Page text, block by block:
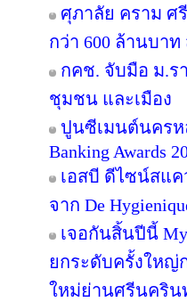
ศุภาลัย คราม ศ
กว่า 600 ล้านบาท
กคช. จับมือ ม.
ชุมชน และเมือง
ปูนซีเมนต์นครห
Banking Awards
เอสบี ดีไซน์สแ
จาก De
เจอกันสิ้นปีนี้
ยกระดับครั้งใหญ่ก
ใหม่ย่านศรีนคริน